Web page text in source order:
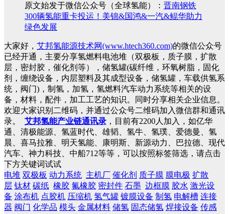
原文始发于微信公众号（全球氢能）： 晋南钢铁
300辆氢能重卡投运！美锦&国鸿&一汽&鲲华助力
绿色发展
大家好， 艾邦氢能源技术网(www.htech360.com)的微信公众号
已经开通，主要分享氢燃料电池堆（双极板，质子膜，扩散
层，密封胶，催化剂等），储氢罐(碳纤维，环氧树脂，固化
剂，缠绕设备，内层塑料及其成型设备，储氢罐，车载供氢系
统，阀门)，制氢，加氢，氢燃料汽车动力系统等相关的设
备，材料，配件，加工工艺的知识。同时分享相关企业信息。
欢迎大家识别二维码，并通过公众号二维码加入微信群和通讯
录。
艾邦氢能产业链通讯录 ，目前有2200人加入，如亿华
通、清极能源、氢蓝时代、雄韬、氢牛、氢璞、爱德曼、氢
晨、喜马拉雅、明天氢能、康明斯、新源动力、巴拉德、现代
汽车、神力科技、中船712等等，可以按照标签筛选，请点击
下方关键词试试
电堆 双极板 动力系统 主机厂 催化剂 质子膜 膜电极 扩散
层 钛材 碳纸 橡胶 氟橡胶 密封件 石墨 边框膜 胶水 激光设
备 涂布机 点胶机 压缩机 氢气罐 镀膜设备 制氢 电解槽 连接
器 阀门 化学品 模头 金属材料 储氢 固态储氢 焊接设备 传感